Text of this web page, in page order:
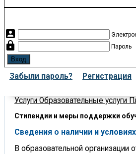
account_box
lock Пароль
Забыли пароль? Регистрация
УслугиОбразовательные услуги
Стипендии и меры поддержки
Сведения о наличии и
В образовательной организации